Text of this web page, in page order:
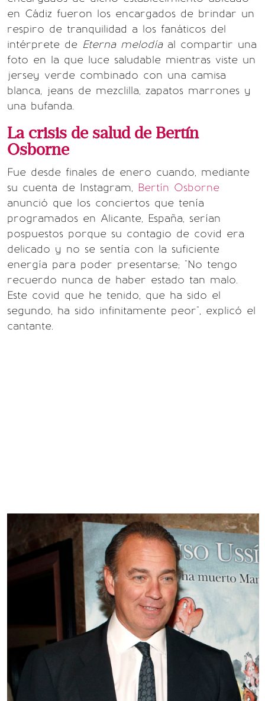
en Cádiz fueron los encargados de brindar un
respiro de tranquilidad a los fanáticos del
intérprete de Eterna melodía al compartir una
foto en la que luce saludable mientras viste un
jersey verde combinado con una camisa
blanca, jeans de mezclilla, zapatos marrones y
una bufanda.
La crisis de salud de Bertín
Osborne
Fue desde finales de enero cuando, mediante
su cuenta de Instagram, Bertín Osborne
anunció que los conciertos que tenía
programados en Alicante, España, serían
pospuestos porque su contagio de covid era
delicado y no se sentía con la suficiente
energía para poder presentarse; "No tengo
recuerdo nunca de haber estado tan malo.
Este covid que he tenido, que ha sido el
segundo, ha sido infinitamente peor", explicó el
cantante.